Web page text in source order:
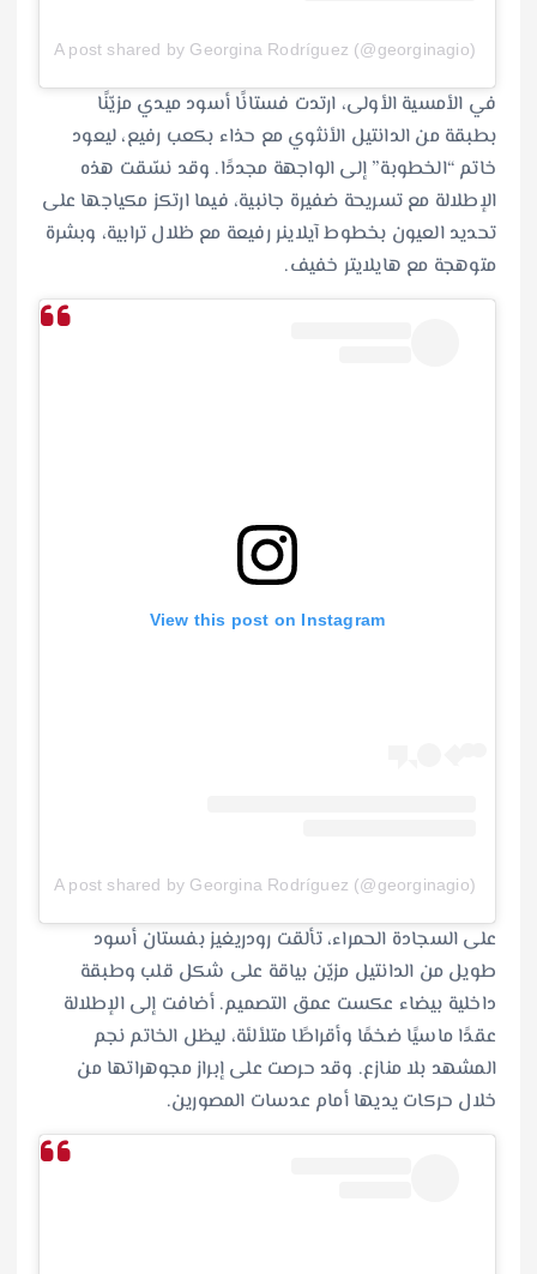
A post shared by Georgina Rodríguez (@georginagio)
في الأمسية الأولى، ارتدت فستانًا أسود ميدي مزيّنًا
بطبقة من الدانتيل الأنثوي مع حذاء بكعب رفيع، ليعود
خاتم “الخطوبة” إلى الواجهة مجددًا. وقد نسّقت هذه
الإطلالة مع تسريحة ضفيرة جانبية، فيما ارتكز مكياجها على
تحديد العيون بخطوط آيلاينر رفيعة مع ظلال ترابية، وبشرة
متوهجة مع هايلايتر خفيف.
View this post on Instagram
A post shared by Georgina Rodríguez (@georginagio)
على السجادة الحمراء، تألقت رودريغيز بفستان أسود
طويل من الدانتيل مزيّن بياقة على شكل قلب وطبقة
داخلية بيضاء عكست عمق التصميم. أضافت إلى الإطلالة
عقدًا ماسيًا ضخمًا وأقراطًا متلألئة، ليظل الخاتم نجم
المشهد بلا منازع. وقد حرصت على إبراز مجوهراتها من
خلال حركات يديها أمام عدسات المصورين.